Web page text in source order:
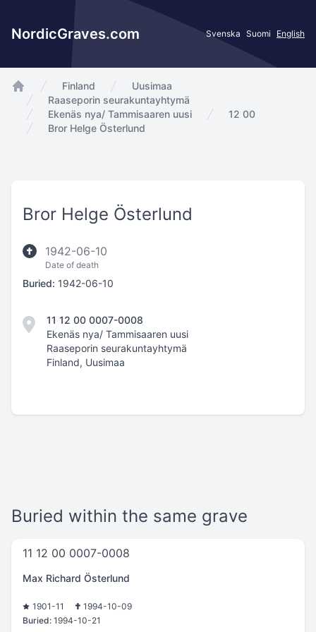
NordicGraves.com Svenska Suomi English
app.Start
Finland
Uusimaa
Raaseporin seurakuntayhtymä
Ekenäs nya/ Tammisaaren uusi
12 00
Bror Helge Österlund
Bror Helge Österlund
1942-06-10
Date of death
Buried: 1942-06-10
11 12 00 0007-0008
Ekenäs nya/ Tammisaaren uusi
Raaseporin seurakuntayhtymä
Finland, Uusimaa
Buried within the same grave
11 12 00 0007-0008
Max Richard Österlund
1901-11
1994-10-09
Buried: 1994-10-21